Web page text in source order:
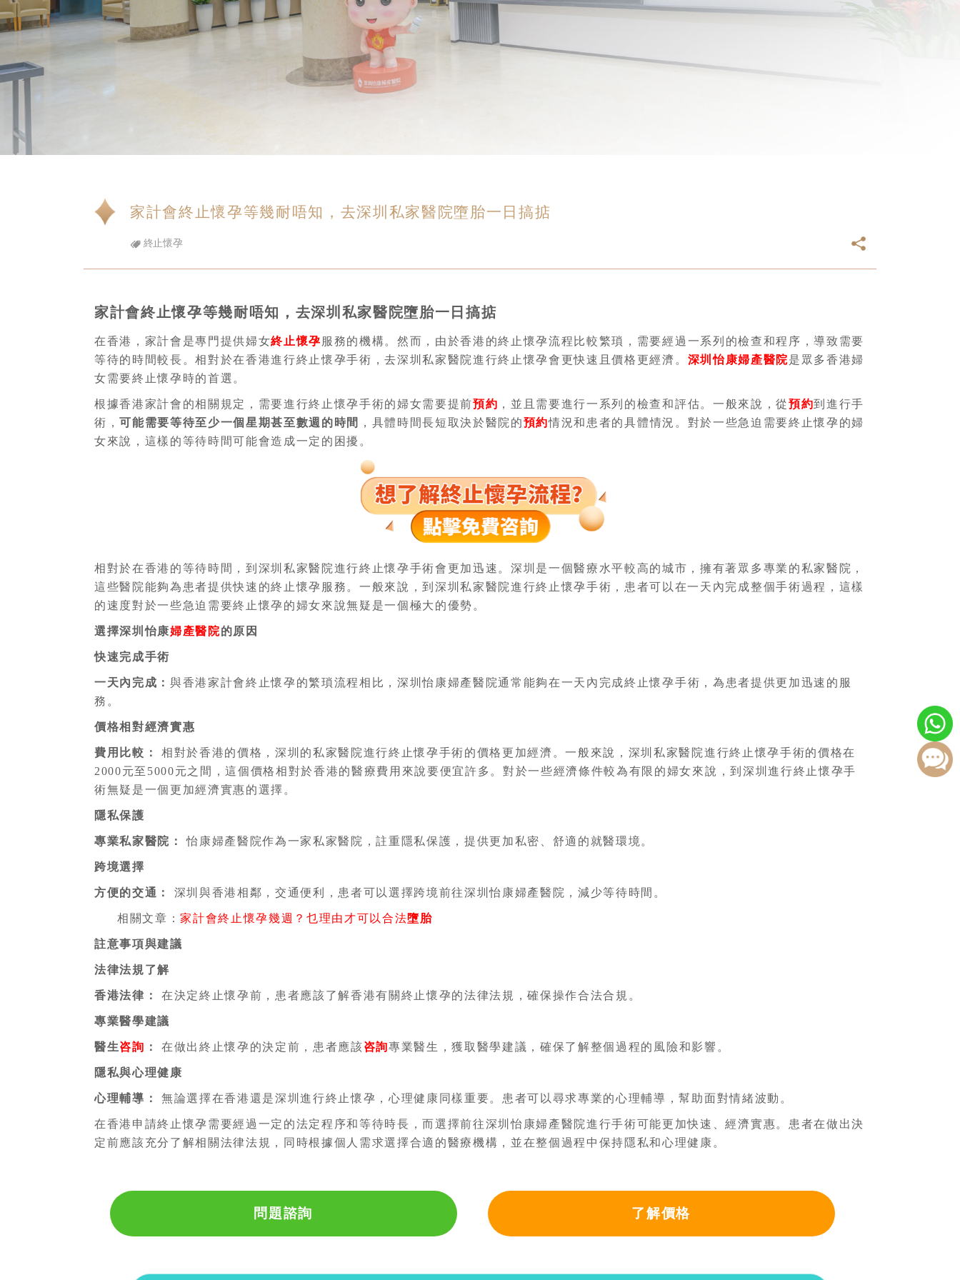
家計會終止懷孕等幾耐唔知，去深圳私家醫院墮胎一日搞掂
終止懷孕
家計會終止懷孕等幾耐唔知，去深圳私家醫院墮胎一日搞掂
在香港，家計會是專門提供婦女終止懷孕 服務的機構。然而，由於香港的終止懷孕流程比較繁瑣，需要經過一系列的檢查和程序，導致需要
等待的時間較長。相對於在香港進行終止懷孕手術，去深圳私家醫院進行終止懷孕會更快速且價格更經濟。 深圳怡康婦產醫院是眾多香港婦
女需要終止懷孕時的首選。
根據香港家計會的相關規定，需要進行終止懷孕手術的婦女需要提前預約 ，並且需要進行一系列的檢查和評估。一般來說，從預約到進行手
術，可能需要等待至少一個星期甚至數週的時間 ，具體時間長短取決於醫院的預約情況和患者的具體情況。對於一些急迫需要終止懷孕的婦
女來說，這樣的等待時間可能會造成一定的困擾。
相對於在香港的等待時間，到深圳私家醫院進行終止懷孕手術會更加迅速。深圳是一個醫療水平較高的城市，擁有著眾多專業的私家醫院，
這些醫院能夠為患者提供快速的終止懷孕服務。一般來說，到深圳私家醫院進行終止懷孕手術，患者可以在一天內完成整個手術過程，這樣
的速度對於一些急迫需要終止懷孕的婦女來說無疑是一個極大的優勢。
選擇深圳怡康婦產醫院的原因
快速完成手術
一天內完成：與香港家計會終止懷孕的繁瑣流程相比，深圳怡康婦產醫院通常能夠在一天內完成終止懷孕手術，為患者提供更加迅速的服
務。
價格相對經濟實惠
費用比較：
相對於香港的價格，深圳的私家醫院進行終止懷孕手術的價格更加經濟。一般來說，深圳私家醫院進行終止懷孕手術的價格在
2000元至5000元之間，這個價格相對於香港的醫療費用來說要便宜許多。對於一些經濟條件較為有限的婦女來說，到深圳進行終止懷孕手
術無疑是一個更加經濟實惠的選擇。
隱私保護
專業私家醫院： 怡康婦產醫院作為一家私家醫院，註重隱私保護，提供更加私密、舒適的就醫環境。
跨境選擇
方便的交通： 深圳與香港相鄰，交通便利，患者可以選擇跨境前往深圳怡康婦產醫院，減少等待時間。
相關文章：家計會終止懷孕幾週？乜理由才可以合法墮胎
註意事項與建議
法律法規了解
香港法律： 在決定終止懷孕前，患者應該了解香港有關終止懷孕的法律法規，確保操作合法合規。
專業醫學建議
醫生咨詢 ： 在做出終止懷孕的決定前，患者應該咨詢專業醫生，獲取醫學建議，確保了解整個過程的風險和影響。
隱私與心理健康
心理輔導： 無論選擇在香港還是深圳進行終止懷孕，心理健康同樣重要。患者可以尋求專業的心理輔導，幫助面對情緒波動。
在香港申請終止懷孕需要經過一定的法定程序和等待時長，而選擇前往深圳怡康婦產醫院進行手術可能更加快速、經濟實惠。患者在做出決
定前應該充分了解相關法律法規，同時根據個人需求選擇合適的醫療機構，並在整個過程中保持隱私和心理健康。
問題諮詢 了解價格